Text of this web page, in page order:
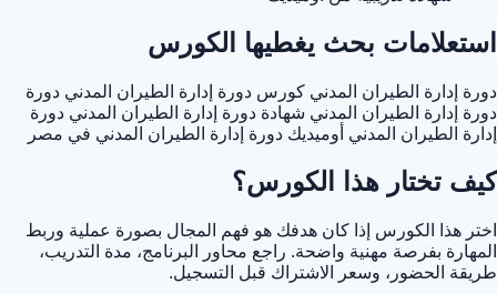
استعلامات بحث يغطيها الكورس
دورة إدارة الطيران المدني كورس دورة إدارة الطيران المدني دورة
دورة إدارة الطيران المدني شهادة دورة إدارة الطيران المدني دورة
إدارة الطيران المدني أوميديك دورة إدارة الطيران المدني في مصر
كيف تختار هذا الكورس؟
اختر هذا الكورس إذا كان هدفك هو فهم المجال بصورة عملية وربط
المهارة بفرصة مهنية واضحة. راجع محاور البرنامج، مدة التدريب،
طريقة الحضور، وسعر الاشتراك قبل التسجيل.